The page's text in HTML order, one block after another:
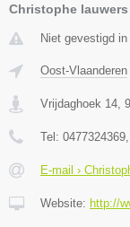
Christophe lauwers
Niet gevestigd
Oost-Vlaanderen
Vrijdaghoek 14
Tel: 0477324369
E-mail ›
Website: http://